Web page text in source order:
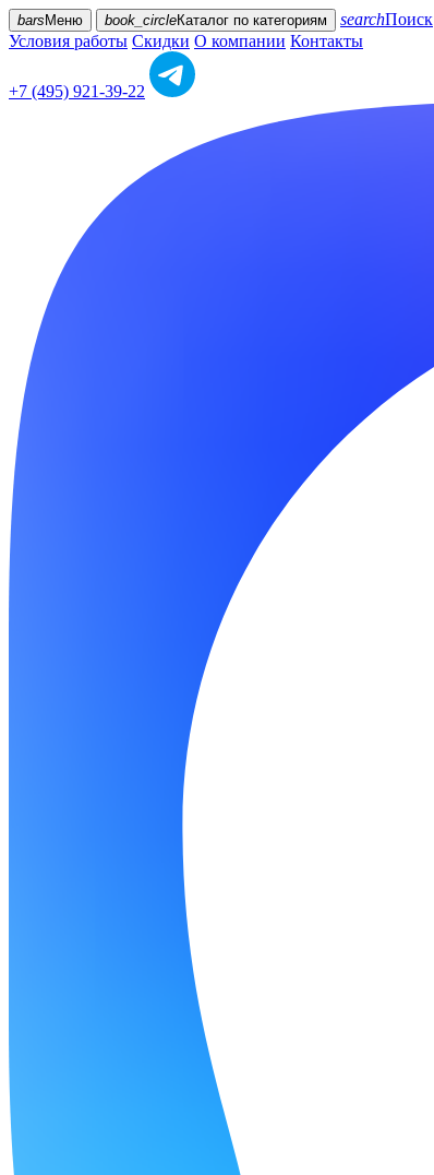
bars Меню book_circleКаталог по категориям searchПоиск
Условия работы Скидки О компании Контакты
+7 (495) 921-39-22